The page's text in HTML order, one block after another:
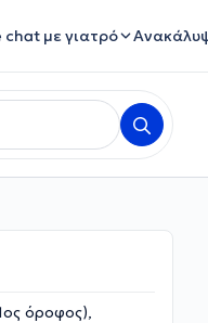
chat με γιατρό
όροφος),